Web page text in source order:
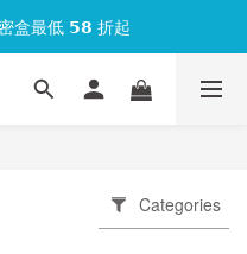
$𝟏𝟎𝟎 元❕
盒最低 𝟱𝟴 折起
折 $𝟏𝟎𝟎 元❕
Categories